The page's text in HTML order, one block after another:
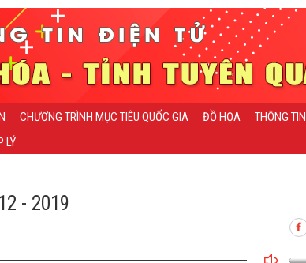
CHƯƠNG TRÌNH MỤC TIÊU QUỐC GIA ĐỒ HỌA THÔNG TIN
LÝ
- 2019